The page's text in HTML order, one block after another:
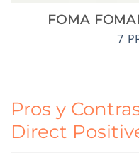
FOMA
7
Pros y
Direct